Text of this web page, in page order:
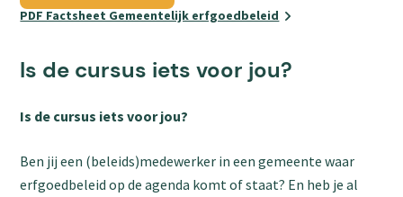
PDF Factsheet Gemeentelijk erfgoedbeleid
Is de cursus iets voor jou?
Is de cursus iets voor jou?
Ben jij een (beleids)medewerker in een gemeente waar
erfgoedbeleid op de agenda komt of staat? En heb je al